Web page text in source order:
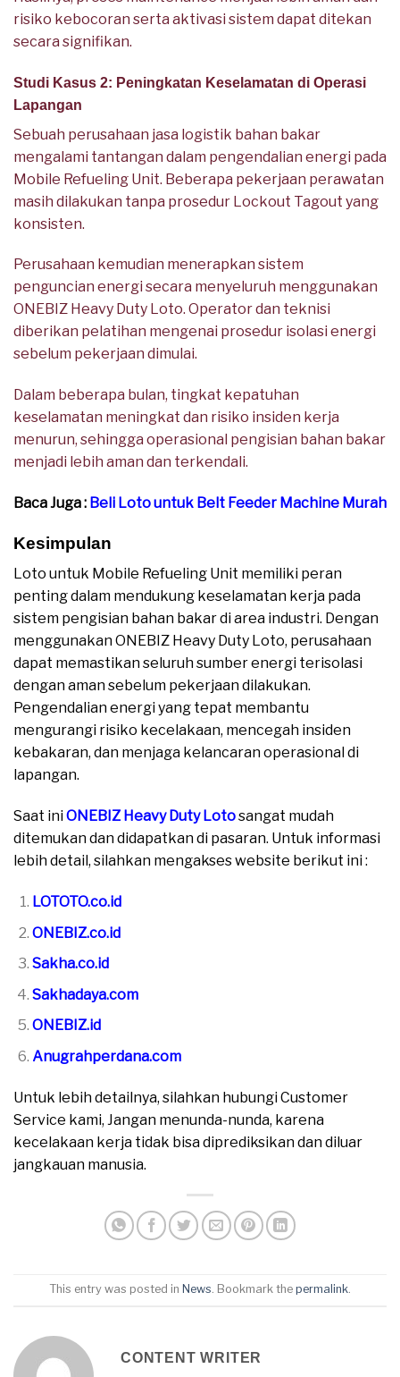
risiko kebocoran serta aktivasi sistem dapat ditekan
secara signifikan.
Studi Kasus 2: Peningkatan Keselamatan di Operasi
Lapangan
Sebuah perusahaan jasa logistik bahan bakar
mengalami tantangan dalam pengendalian energi pada
Mobile Refueling Unit. Beberapa pekerjaan perawatan
masih dilakukan tanpa prosedur Lockout Tagout yang
konsisten.
Perusahaan kemudian menerapkan sistem
penguncian energi secara menyeluruh menggunakan
ONEBIZ Heavy Duty Loto. Operator dan teknisi
diberikan pelatihan mengenai prosedur isolasi energi
sebelum pekerjaan dimulai.
Dalam beberapa bulan, tingkat kepatuhan
keselamatan meningkat dan risiko insiden kerja
menurun, sehingga operasional pengisian bahan bakar
menjadi lebih aman dan terkendali.
Baca Juga : Beli Loto untuk Belt Feeder Machine Murah
Kesimpulan
Loto untuk Mobile Refueling Unit memiliki peran
penting dalam mendukung keselamatan kerja pada
sistem pengisian bahan bakar di area industri. Dengan
menggunakan ONEBIZ Heavy Duty Loto, perusahaan
dapat memastikan seluruh sumber energi terisolasi
dengan aman sebelum pekerjaan dilakukan.
Pengendalian energi yang tepat membantu
mengurangi risiko kecelakaan, mencegah insiden
kebakaran, dan menjaga kelancaran operasional di
lapangan.
Saat iniONEBIZ Heavy Duty Lotosangat mudah
ditemukan dan didapatkan di pasaran. Untuk informasi
lebih detail, silahkan mengakses website berikut ini :
LOTOTO.co.id
ONEBIZ.co.id
Sakha.co.id
Sakhadaya.com
ONEBIZ.id
Anugrahperdana.com
Untuk lebih detailnya, silahkan hubungi Customer
Service kami, Jangan menunda-nunda, karena
kecelakaan kerja tidak bisa diprediksikan dan diluar
jangkauan manusia.
This entry was posted in News. Bookmark the permalink.
CONTENT WRITER